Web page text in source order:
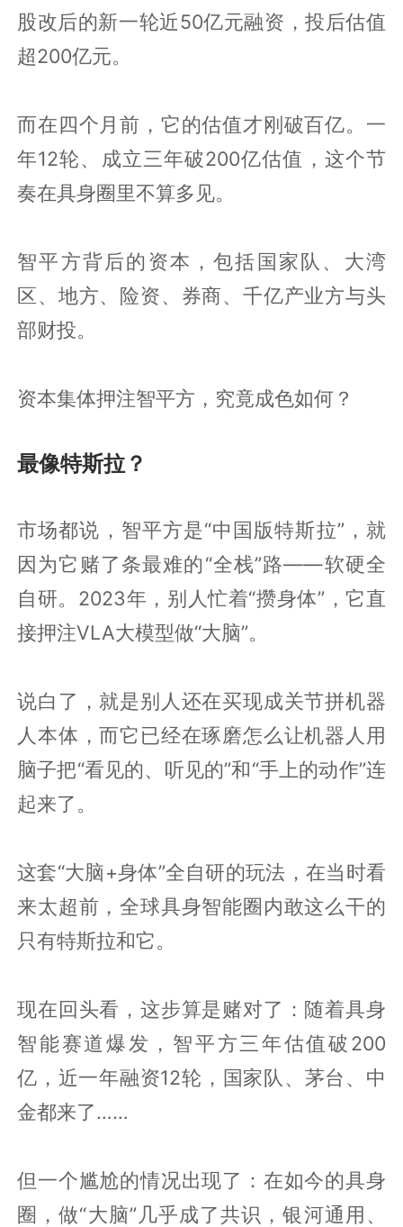
股改后的新一轮近50亿元融资，投后估值
超200亿元。
而在四个月前，它的估值才刚破百亿。一
年12轮、成立三年破200亿估值，这个节
奏在具身圈里不算多见。
智平方背后的资本，包括国家队、大湾
区、地方、险资、券商、千亿产业方与头
部财投。
资本集体押注智平方，究竟成色如何？
最像特斯拉？
市场都说，智平方是“中国版特斯拉”，就
因为它赌了条最难的“全栈”路——软硬全
自研。2023年，别人忙着“攒身体”，它直
接押注VLA大模型做“大脑”。
说白了，就是别人还在买现成关节拼机器
人本体，而它已经在琢磨怎么让机器人用
脑子把“看见的、听见的”和“手上的动作”连
起来了。
这套“大脑+身体”全自研的玩法，在当时看
来太超前，全球具身智能圈内敢这么干的
只有特斯拉和它。
现在回头看，这步算是赌对了：随着具身
智能赛道爆发，智平方三年估值破200
亿，近一年融资12轮，国家队、茅台、中
金都来了……
但一个尴尬的情况出现了：在如今的具身
圈，做“大脑”几乎成了共识，银河通用、